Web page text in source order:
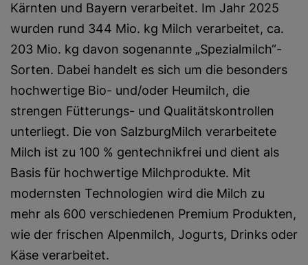
Kärnten und Bayern verarbeitet. Im Jahr 2025
wurden rund 344 Mio. kg Milch verarbeitet, ca.
203 Mio. kg davon sogenannte „Spezialmilch“-
Sorten. Dabei handelt es sich um die besonders
hochwertige Bio- und/oder Heumilch, die
strengen Fütterungs- und Qualitätskontrollen
unterliegt. Die von SalzburgMilch verarbeitete
Milch ist zu 100 % gentechnikfrei und dient als
Basis für hochwertige Milchprodukte. Mit
modernsten Technologien wird die Milch zu
mehr als 600 verschiedenen Premium Produkten,
wie der frischen Alpenmilch, Jogurts, Drinks oder
Käse verarbeitet.